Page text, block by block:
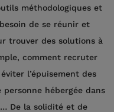
méthodologiques et
de se réunir et
trouver des solutions à
comment recruter
l’épuisement des
hébergée dans
De la solidité et de